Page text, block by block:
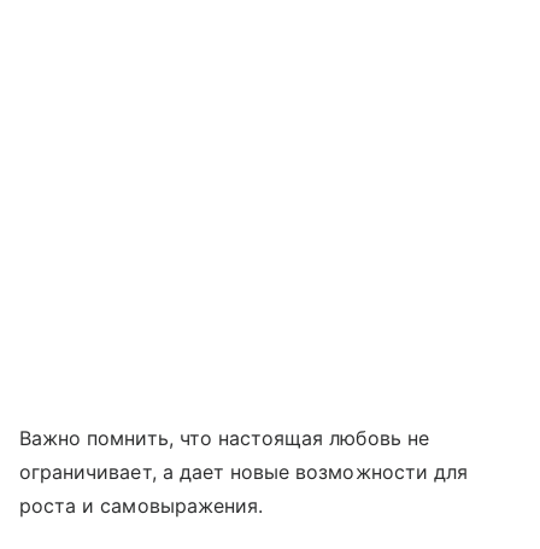
Важно помнить, что настоящая любовь не
ограничивает, а дает новые возможности для
роста и самовыражения.